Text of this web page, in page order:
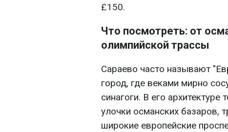
£150.
Что посмотреть: от
олимпийской трассы
Сараево часто называют
город, где веками мирно
синагоги. В его
улочки османских базаров,
широкие европейские